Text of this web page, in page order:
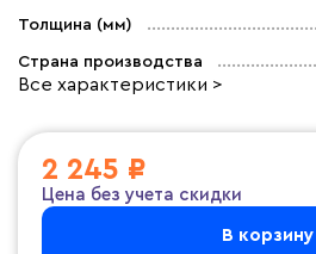
Толщина (мм)
Страна производства
Все характеристики >
2 245 ₽
Цена без учета скидки
В корзину